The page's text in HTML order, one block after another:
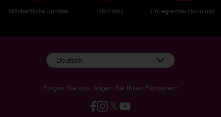
Wöchentliche Updates HD-Fotos Unbegrenzter Download
Folgen Sie uns, folgen Sie Ihren Fantasien:
Deutsch